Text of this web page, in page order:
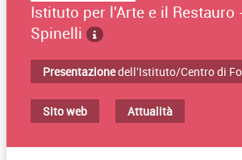
Istituto per l'Arte e il Restauro
Spinelli
Presentazionedell'Istituto/Centro di
Sito web Attualità